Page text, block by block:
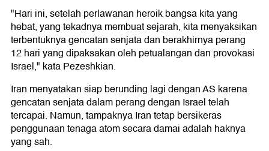
"Hari ini, setelah perlawanan heroik bangsa kita yang
hebat, yang tekadnya membuat sejarah, kita menyaksikan
terbentuknya gencatan senjata dan berakhirnya perang
12 hari yang dipaksakan oleh petualangan dan provokasi
Israel," kata Pezeshkian.
Iran menyatakan siap berunding lagi dengan AS karena
gencatan senjata dalam perang dengan Israel telah
tercapai. Namun, tampaknya Iran tetap bersikeras
penggunaan tenaga atom secara damai adalah haknya
yang sah.